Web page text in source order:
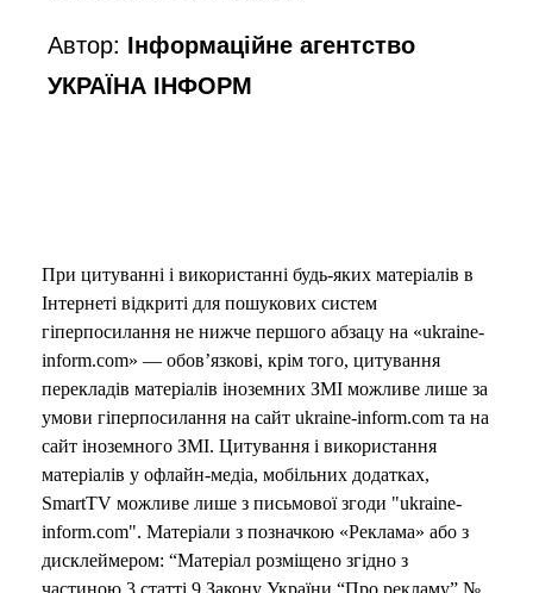
Автор: Інформаційне агентство
УКРАЇНА ІНФОРМ
При цитуванні і використанні будь-яких матеріалів в
Інтернеті відкриті для пошукових систем
гіперпосилання не нижче першого абзацу на «ukraine-
inform.com» — обов’язкові, крім того, цитування
перекладів матеріалів іноземних ЗМІ можливе лише за
умови гіперпосилання на сайт ukraine-inform.com та на
сайт іноземного ЗМІ. Цитування і використання
матеріалів у офлайн-медіа, мобільних додатках,
SmartTV можливе лише з письмової згоди "ukraine-
inform.com". Матеріали з позначкою «Реклама» або з
дисклеймером: “Матеріал розміщено згідно з
частиною 3 статті 9 Закону України “Про рекламу” №